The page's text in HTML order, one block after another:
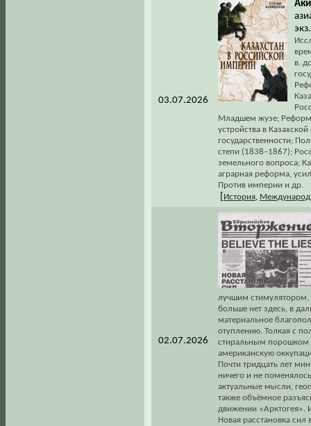
03.07.2026
в.
Младшем жузе;
устройства в
государственности;
степи (1838–1867);
земельного вопроса;
аграрная реформа,
Против империи и др.
История,
02.07.2026
лучшим стимулятором,
больше нет здесь, в
материальное
отуплению. Толкая с
стиральным порошком
американскую
Почти тридцать лет
ничего и не
актуальные мысли,
также объёмное
движении «Арктогея».
Новая расстановка